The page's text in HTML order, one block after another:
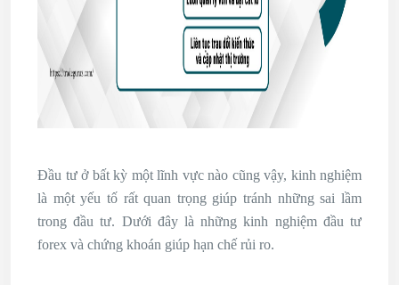
Đầu tư ở bất kỳ một lĩnh vực nào cũng vậy, kinh nghiệm
là một yếu tố rất quan trọng giúp tránh những sai lầm
trong đầu tư. Dưới đây là những kinh nghiệm đầu tư
forex và chứng khoán giúp hạn chế rủi ro.